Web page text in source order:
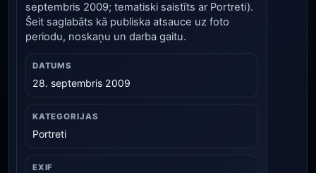
septembris 2009; tematiski saistīts ar Portreti).
Šeit saglabāts kā publiska atsauce uz foto
periodu, noskaņu un darba gaitu.
DATUMS
28. septembris 2009
KATEGORIJAS
Portreti
EXIF